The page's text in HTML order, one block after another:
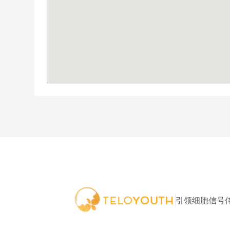
引领细胞信号